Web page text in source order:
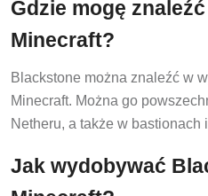
Gdzie mogę
Minecraft?
Blackstone można znaleźć w
Minecraft. Można go
Netheru, a także w bastionach
Jak wydobywać